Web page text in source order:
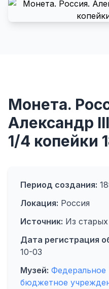
Монета.
Александр
1/4 копейки
Период создания:
Локация: Россия
Источник: Из
Дата регистрация
10-03
Музей: Федеральное
бюджетное